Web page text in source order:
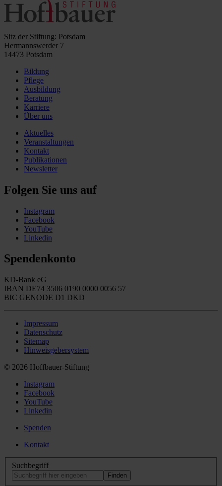
Sitz der Stiftung: Potsdam
Hermannswerder 7
14473 Potsdam
Bildung
Pflege
Ausbildung
Beratung
Karriere
Über uns
Aktuelles
Veranstaltungen
Kontakt
Publikationen
Newsletter
Folgen Sie uns auf
Instagram
Facebook
YouTube
Linkedin
Spendenkonto
KD-Bank eG
IBAN DE74 3506 0190 0000 0056 57
BIC GENODE D1 DKD
Impressum
Datenschutz
Sitemap
Hinweisgebersystem
© 2026 Hoffbauer-Stiftung
Instagram
Facebook
YouTube
Linkedin
Spenden
Kontakt
Suchbegriff